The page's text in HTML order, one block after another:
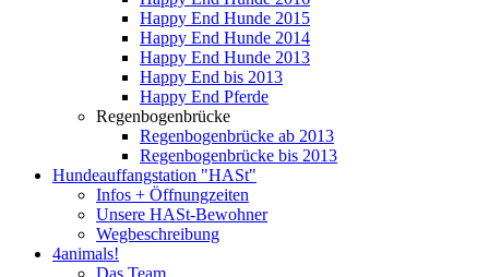
Happy End Hunde 2015
Happy End Hunde 2014
Happy End Hunde 2013
Happy End bis 2013
Happy End Pferde
Regenbogenbrücke
Regenbogenbrücke ab 2013
Regenbogenbrücke bis 2013
Hundeauffangstation "HASt"
Infos + Öffnungzeiten
Unsere HASt-Bewohner
Wegbeschreibung
4animals!
Das Team